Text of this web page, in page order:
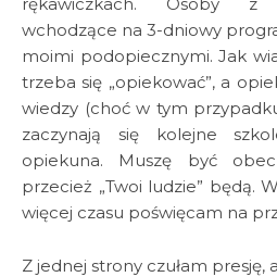
wchodzące na 3-dniowy
moimi podopiecznymi. Jak
trzeba się „opiekować”, a
wiedzy (choć w tym
zaczynają się kolejne
opiekuna. Muszę być
przecież „Twoi ludzie” będą.
więcej czasu poświęcam na
Z jednej strony czułam presję,